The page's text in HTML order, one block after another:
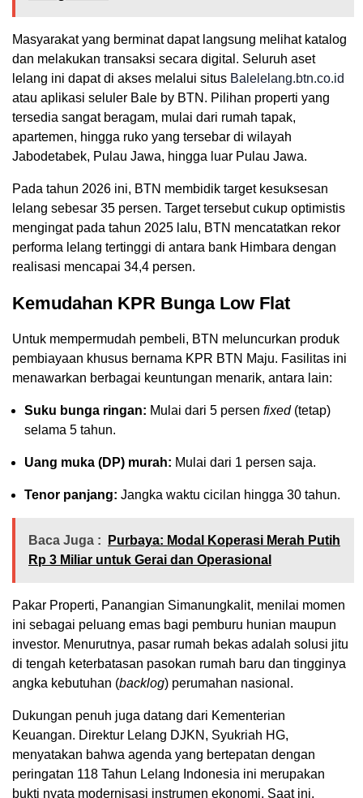
Masyarakat yang berminat dapat langsung melihat katalog
dan melakukan transaksi secara digital. Seluruh aset
lelang ini dapat di akses melalui situs Balelelang.btn.co.id
atau aplikasi seluler Bale by BTN. Pilihan properti yang
tersedia sangat beragam, mulai dari rumah tapak,
apartemen, hingga ruko yang tersebar di wilayah
Jabodetabek, Pulau Jawa, hingga luar Pulau Jawa.
Pada tahun 2026 ini, BTN membidik target kesuksesan
lelang sebesar 35 persen. Target tersebut cukup optimistis
mengingat pada tahun 2025 lalu, BTN mencatatkan rekor
performa lelang tertinggi di antara bank Himbara dengan
realisasi mencapai 34,4 persen.
Kemudahan KPR Bunga Low Flat
Untuk mempermudah pembeli, BTN meluncurkan produk
pembiayaan khusus bernama KPR BTN Maju. Fasilitas ini
menawarkan berbagai keuntungan menarik, antara lain:
Suku bunga ringan: Mulai dari 5 persen fixed(tetap)
selama 5 tahun.
Uang muka (DP) murah: Mulai dari 1 persen saja.
Tenor panjang: Jangka waktu cicilan hingga 30 tahun.
Baca Juga :
Purbaya: Modal Koperasi Merah Putih
Rp 3 Miliar untuk Gerai dan Operasional
Pakar Properti, Panangian Simanungkalit, menilai momen
ini sebagai peluang emas bagi pemburu hunian maupun
investor. Menurutnya, pasar rumah bekas adalah solusi jitu
di tengah keterbatasan pasokan rumah baru dan tingginya
angka kebutuhan (backlog) perumahan nasional.
Dukungan penuh juga datang dari Kementerian
Keuangan. Direktur Lelang DJKN, Syukriah HG,
menyatakan bahwa agenda yang bertepatan dengan
peringatan 118 Tahun Lelang Indonesia ini merupakan
bukti nyata modernisasi instrumen ekonomi. Saat ini,